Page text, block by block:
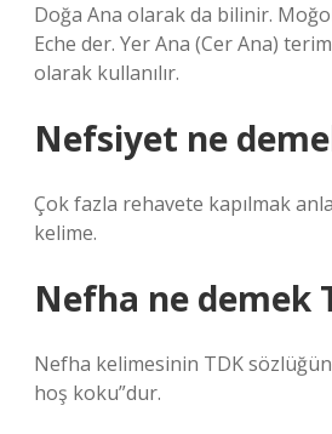
Doğa Ana olarak da bilinir.
Eche der. Yer Ana (Cer Ana)
olarak kullanılır.
Nefsiyet ne
Çok fazla rehavete kapılmak
kelime.
Nefha ne demek
Nefha kelimesinin TDK
hoş koku”dur.